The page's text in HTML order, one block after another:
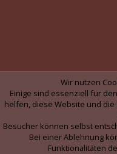
Wir nutzen
Einige sind essenziell für
helfen, diese Website und
Besucher können selbst
Bei einer Ablehnung
Funktionalitäten